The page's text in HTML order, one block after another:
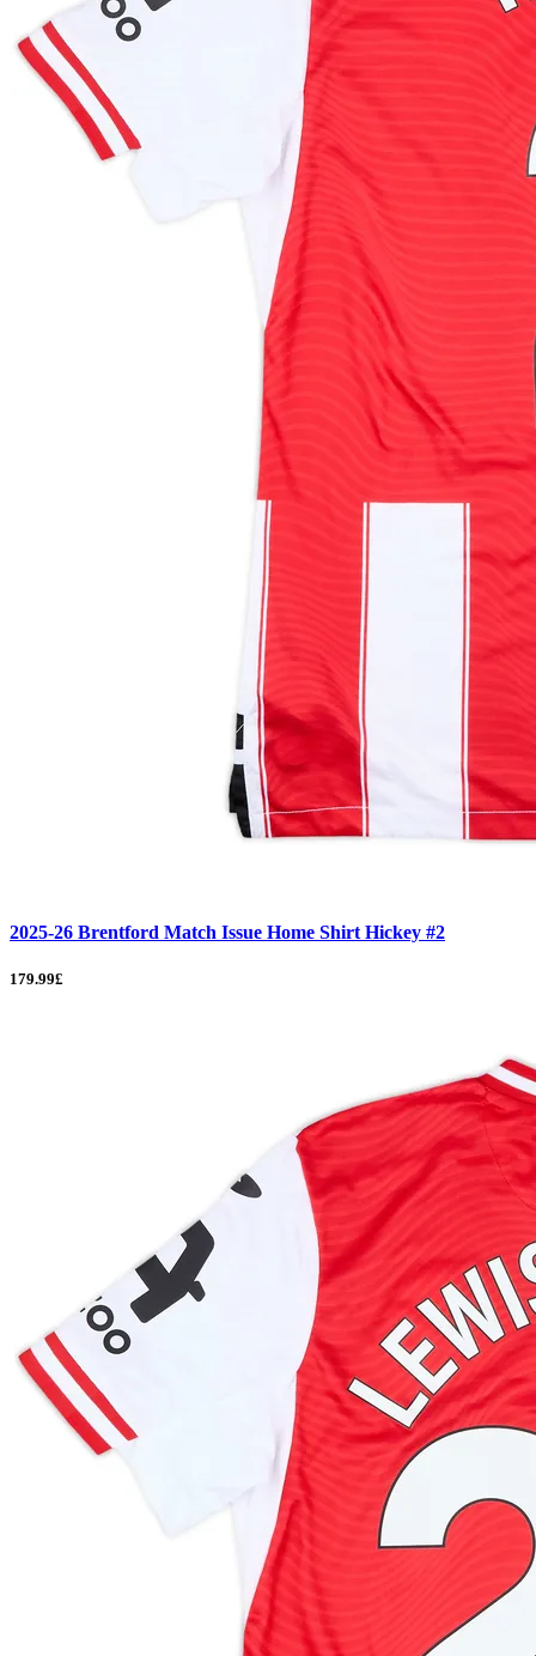
2025-26 Brentford Match Issue Home Shirt Hickey #2
179.99£